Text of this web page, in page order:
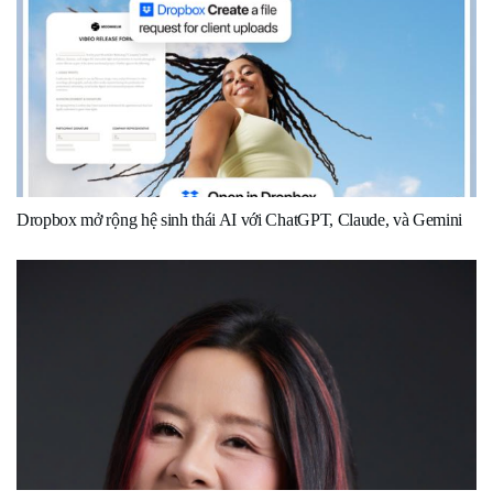
Dropbox mở rộng hệ sinh thái AI với ChatGPT, Claude, và Gemini